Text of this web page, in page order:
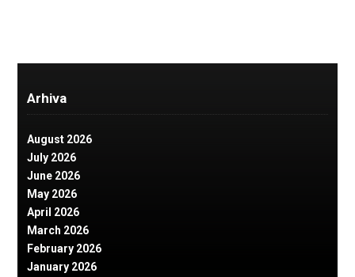
Arhiva
August 2026
July 2026
June 2026
May 2026
April 2026
March 2026
February 2026
January 2026